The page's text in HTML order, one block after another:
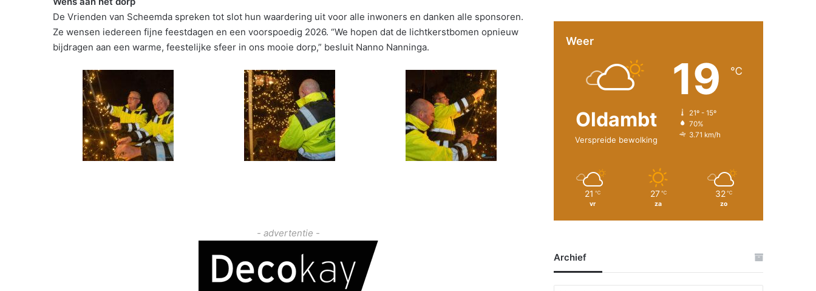
De Vrienden van Scheemda spreken tot slot hun waardering uit voor alle inwoners en danken alle sponsoren.
Ze wensen iedereen fijne feestdagen en een voorspoedig 2026. “We hopen dat de lichtkerstbomen opnieuw
bijdragen aan een warme, feestelijke sfeer in ons mooie dorp,” besluit Nanno Nanninga.
- advertentie -
Weer
Oldambt
Verspreide bewolking
19 ℃
21º - 15º
70%
3.71 km/h
21 ℃
vr
27 ℃
za
32 ℃
zo
Archief